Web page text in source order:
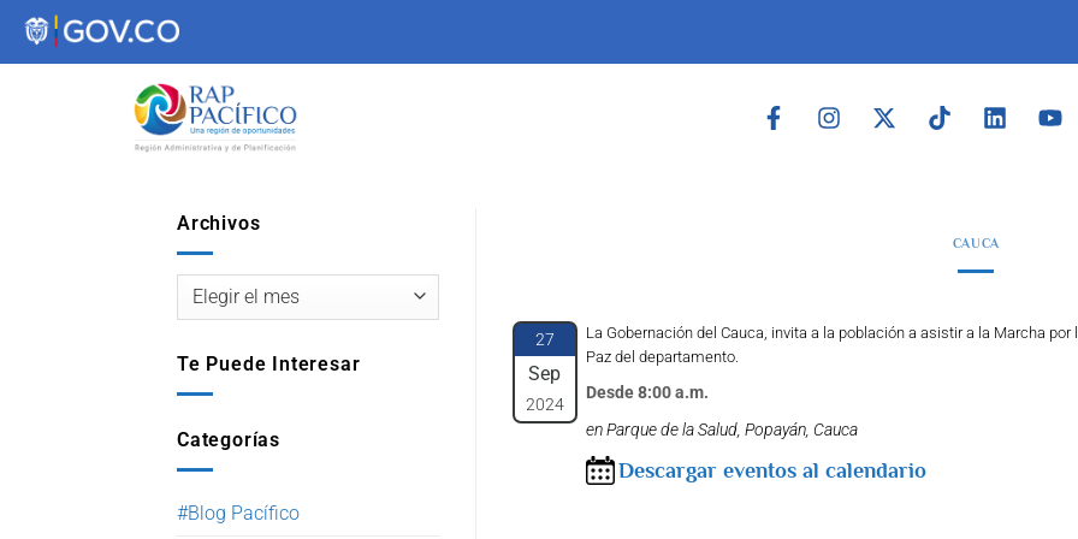
contenido
Archivos
Te Puede Interesar
Categorías
#Blog Pacífico
CAUCA
27
Sep
2024
La Gobernación del Cauca, invita a la población a asistir a la Marcha por
Paz del departamento.
Desde 8:00 a.m.
en Parque de la Salud, Popayán, Cauca
Descargar eventos al calendario